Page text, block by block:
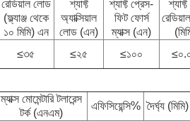
রেডিয়াল লোড
(ফ্ল্যাঞ্জ থেকে
১০ মিমি) এন
শ্যাফ্ট
অ্যাক্সিয়াল
লোড (এন)
শ্যাফ্ট প্রেস-
ফিট ফোর্স
ম্যাক্স (এন)
≤৩৫ ≤২৫ ≤১০০
ম্যাক্স মোমেন্টারি টলারেন্স
টর্ক (এনএম)
এফিসিয়েন্সি% দৈর্ঘ্য (মিমি)